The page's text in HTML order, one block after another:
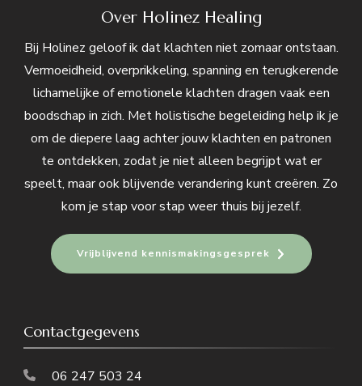
Over Holinez Healing
Bij Holinez geloof ik dat klachten niet zomaar ontstaan.
Vermoeidheid, overprikkeling, spanning en terugkerende
lichamelijke of emotionele klachten dragen vaak een
boodschap in zich. Met holistische begeleiding help ik je
om de diepere laag achter jouw klachten en patronen
te ontdekken, zodat je niet alleen begrijpt wat er
speelt, maar ook blijvende verandering kunt creëren. Zo
kom je stap voor stap weer thuis bij jezelf.
Vrijblijvend kennismakingsgesprek
Contactgegevens
06 247 503 24